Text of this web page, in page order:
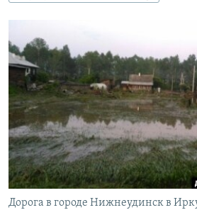
РАСПИСАНИЕ ВЕЩАНИЯ
ПОДПИШИТЕСЬ НА РАССЫЛКУ
СОЦИАЛЬНЫЕ СЕТИ
Дорога в городе Нижнеудинск в